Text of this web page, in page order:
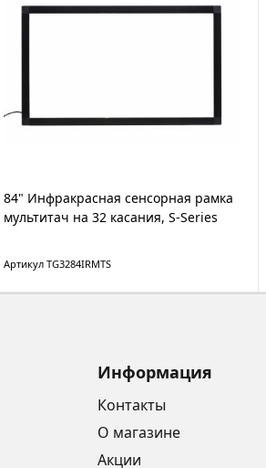
84" Инфракрасная сенсорная рамка
мультитач на 32 касания, S-Series
Артикул TG3284IRMTS
Информация
Контакты
О магазине
Акции